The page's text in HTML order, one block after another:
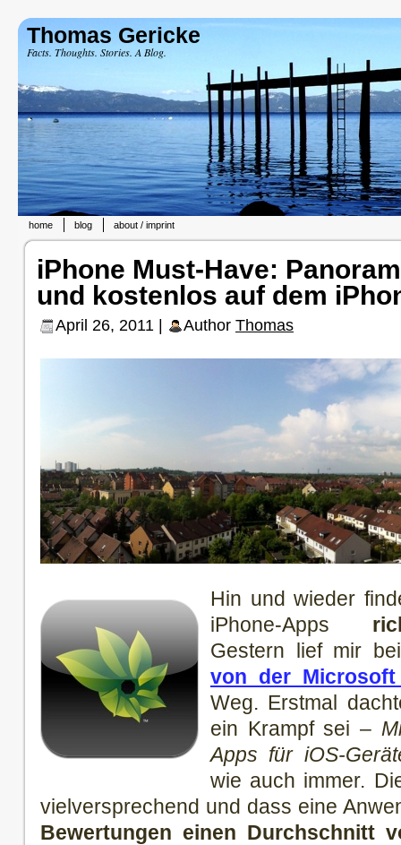
Thomas Gericke
Facts. Thoughts. Stories. A Blog.
home blog about / imprint
iPhone Must-Have:
und kostenlos auf dem
April 26, 2011 | Author Thomas
Hin und wieder
iPhone-Apps
Gestern lief mir
von der
Weg. Erstmal
ein Krampf sei –
Apps für iOS-
wie auch immer.
vielversprechend und dass eine
Bewertungen einen Durchschnitt